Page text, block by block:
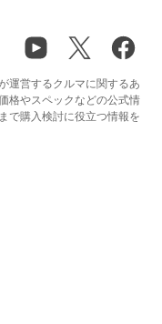
運営するクルマに関するあ
格やスペックなどの公式情
で購入検討に役立つ情報を